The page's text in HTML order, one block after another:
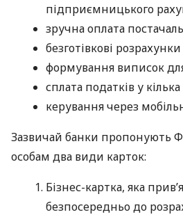
підприємницького
зручна оплата
безготівкові
формування виписок
сплата податків у кілька
керування через
Зазвичай банки
особам два види карток:
Бізнес-картка, яка
безпосередньо до